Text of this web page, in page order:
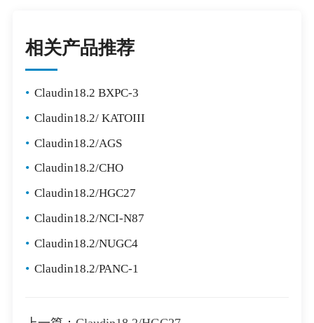
相关产品推荐
• Claudin18.2 BXPC-3
• Claudin18.2/ KATOIII
• Claudin18.2/AGS
• Claudin18.2/CHO
• Claudin18.2/HGC27
• Claudin18.2/NCI-N87
• Claudin18.2/NUGC4
• Claudin18.2/PANC-1